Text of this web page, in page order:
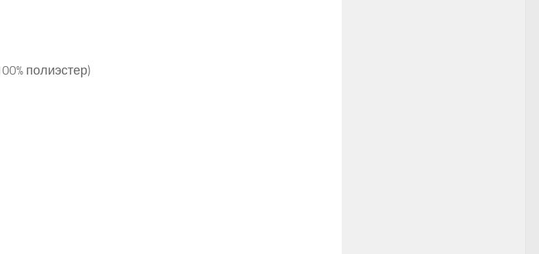
полиэстер)